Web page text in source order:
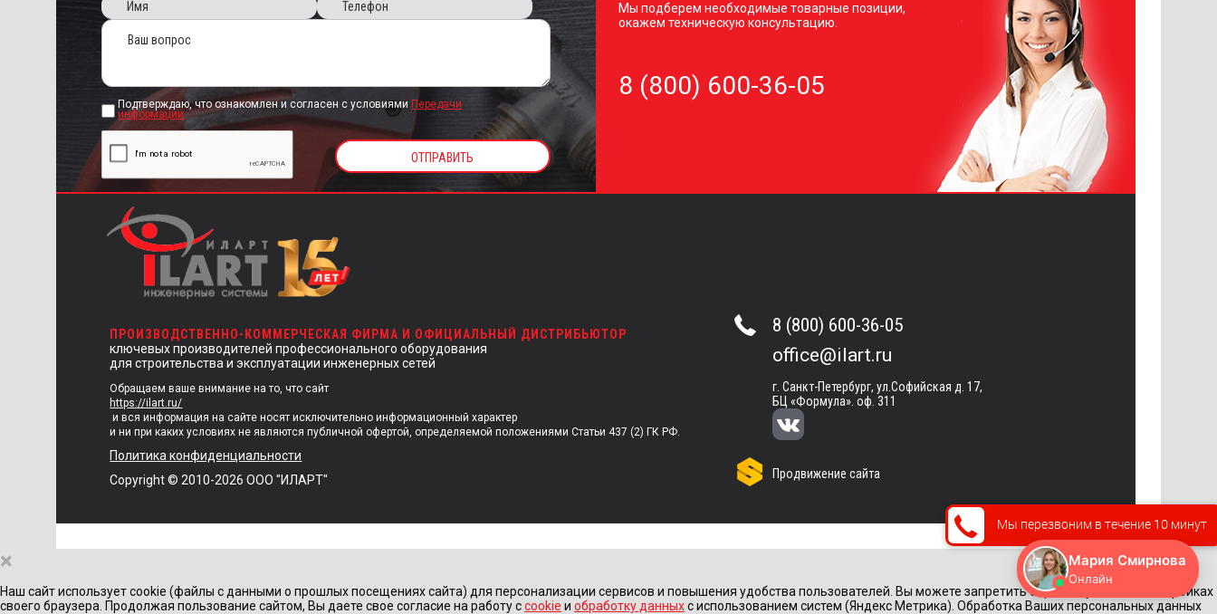
Подтверждаю, что ознакомлен и согласен с условиями Передачи
информации
Мы подберем необходимые товарные позиции,
окажем техническую консультацию.
8 (800) 600-36-05
ПРОИЗВОДСТВЕННО-КОММЕРЧЕСКАЯ ФИРМА И ОФИЦИАЛЬНЫЙ ДИСТРИБЬЮТОР
ключевых производителей профессионального оборудования
для строительства и эксплуатации инженерных сетей
Обращаем ваше внимание на то, что сайт
https://ilart.ru/
и вся информация на сайте носят исключительно информационный характер
и ни при каких условиях не являются публичной офертой, определяемой положениями Статьи 437 (2) ГК РФ.
Политика конфиденциальности
Copyright © 2010-2026 ООО "ИЛАРТ"
8 (800) 600-36-05
office@ilart.ru
г. Санкт-Петербург, ул.Софийская д. 17,
БЦ «Формула». оф. 311
Продвижение сайта
×
Наш сайт использует cookie (файлы с данными о прошлых посещениях сайта) для персонализации сервисов и повышения удобства пользователей. Вы можете запретить обработку cookie в настройках
своего браузера. Продолжая пользование сайтом, Вы даете свое согласие на работу сcookie и обработку данныхс использованием систем (Яндекс Метрика). Обработка Ваших персональных данных
Мы перезвоним в течение 10 минут